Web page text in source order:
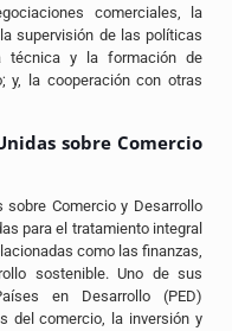
comerciales, la
supervisión de las políticas
técnica y la formación de
y, la cooperación con otras
sobre Comercio
sobre Comercio y Desarrollo
para el tratamiento integral
como las finanzas,
sostenible. Uno de sus
en Desarrollo (PED)
del comercio, la inversión y